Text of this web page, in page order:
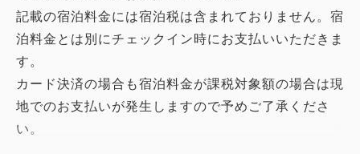
記載の宿泊料金には宿泊税は含まれておりません。宿
泊料金とは別にチェックイン時にお支払いいただきま
す。
カード決済の場合も宿泊料金が課税対象額の場合は現
地でのお支払いが発生しますので予めご了承くださ
い。